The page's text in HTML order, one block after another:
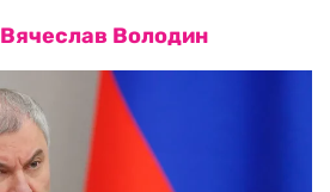
Вячеслав Володин